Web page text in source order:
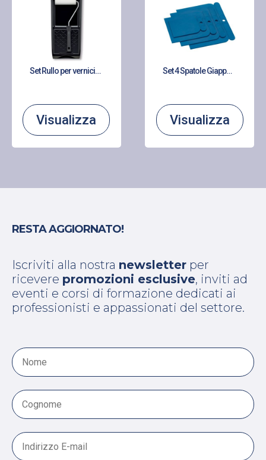
Set Rullo per verniciare
Visualizza
Set 4 Spatole Giapponesi
Visualizza
RESTA AGGIORNATO!
Iscriviti alla nostra newsletter per
ricevere promozioni esclusive, inviti ad
eventi e corsi di formazione dedicati ai
professionisti e appassionati del settore.